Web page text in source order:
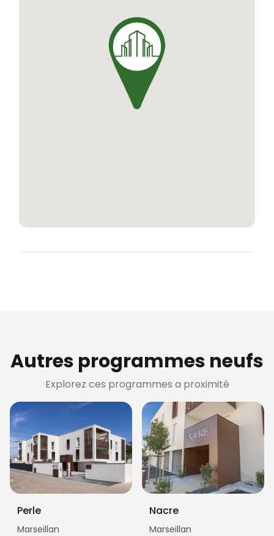
résidents est également à disposition.
Autres programmes neufs
Explorez ces programmes a proximité
Perle
Marseillan
Nacre
Marseillan